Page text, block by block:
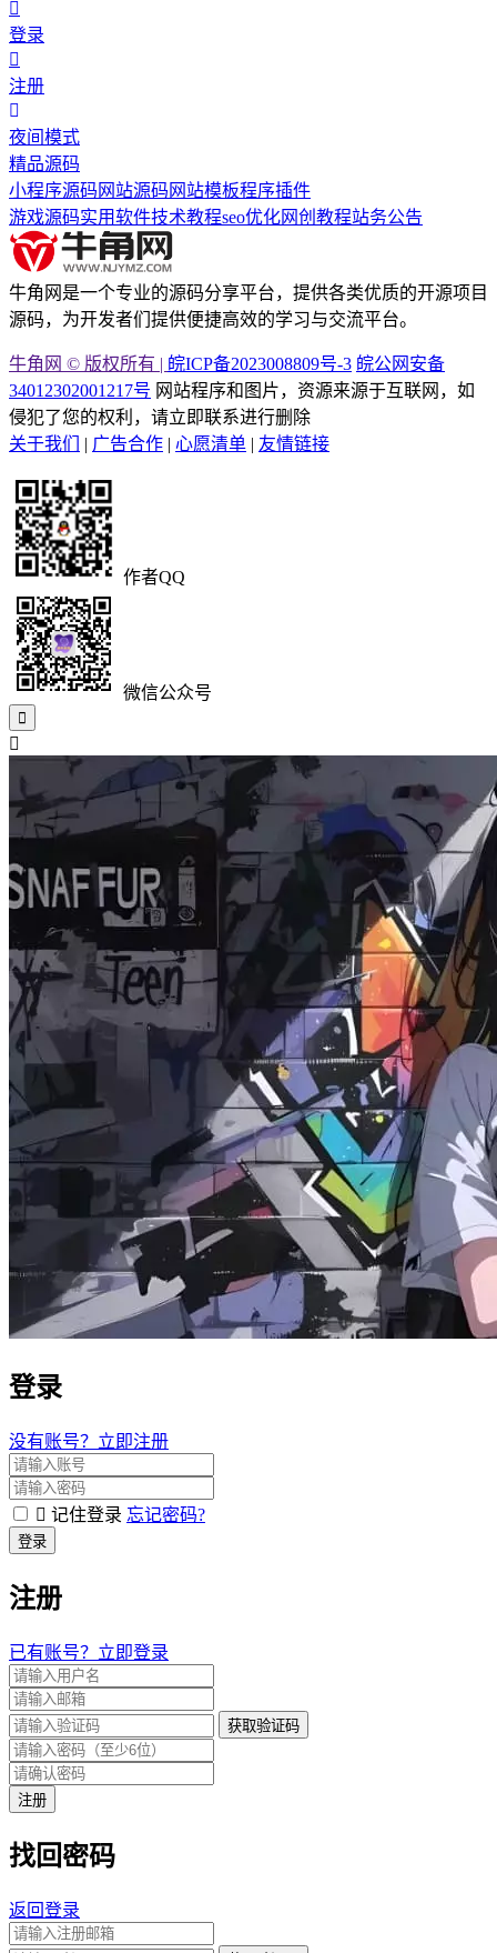
登录
注册
夜间模式
精品源码
小程序源码 网站源码 网站模板程序插件
游戏源码实用软件技术教程seo优化网创教程站务公告
牛角网是一个专业的源码分享平台，提供各类优质的开源项目
源码，为开发者们提供便捷高效的学习与交流平台。
牛角网 © 版权所有 | 皖ICP备2023008809号-3 皖公网安备
34012302001217号 网站程序和图片，资源来源于互联网，如
侵犯了您的权利，请立即联系进行删除
关于我们
| 广告合作 | 心愿清单 | 友情链接
作者QQ
微信公众号
登录
没有账号？立即注册
记住登录 忘记密码?
登录
注册
已有账号？立即登录
获取验证码
注册
找回密码
返回登录